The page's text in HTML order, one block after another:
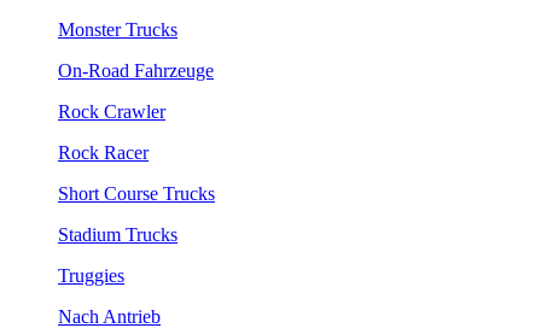
Monster Trucks
On-Road Fahrzeuge
Rock Crawler
Rock Racer
Short Course Trucks
Stadium Trucks
Truggies
Nach Antrieb